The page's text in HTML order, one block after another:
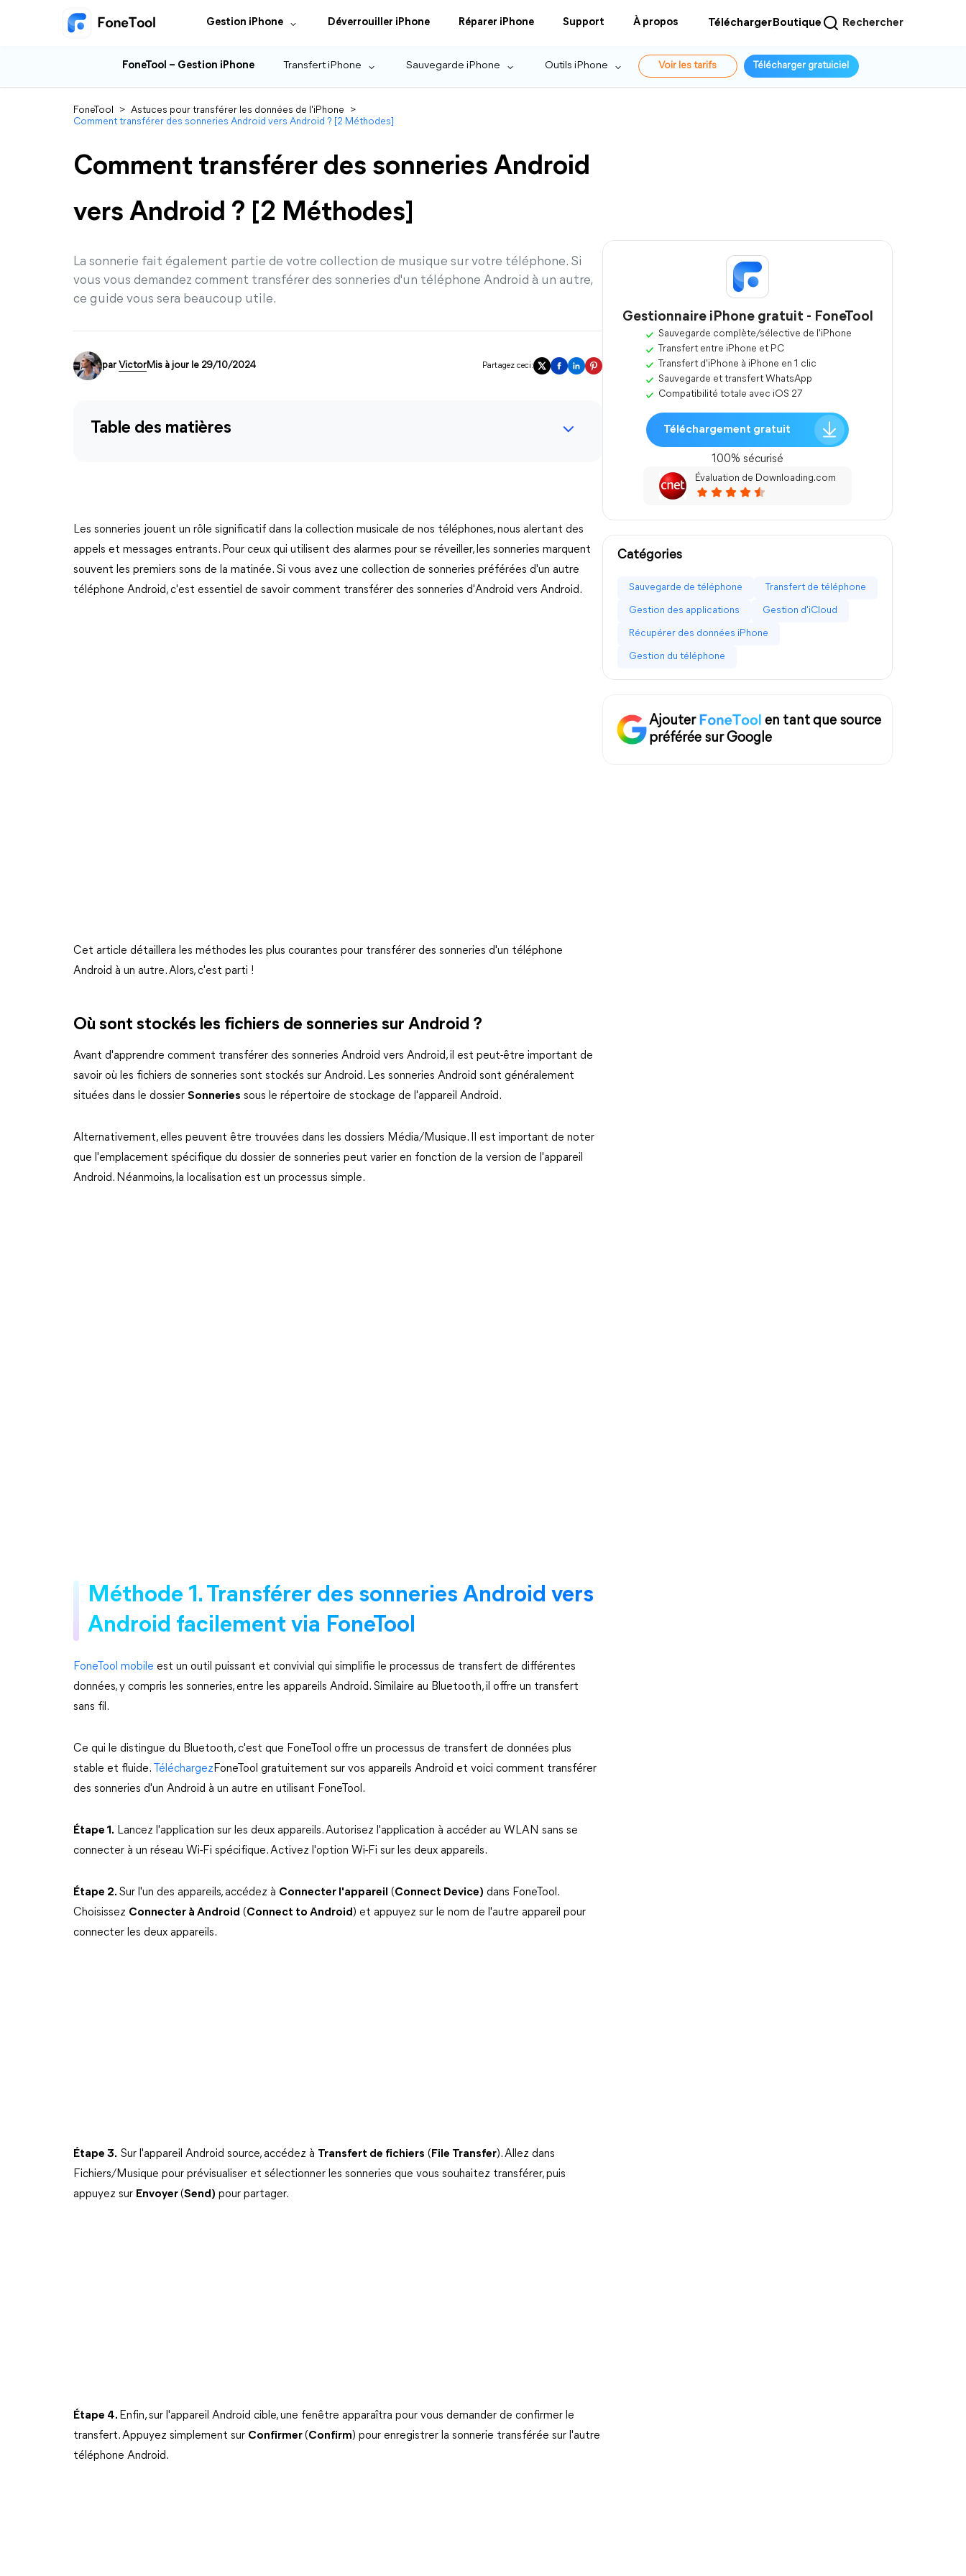
Gestion iPhone Déverrouiller iPhone Réparer iPhone Support À propos Télécharger Boutique Rechercher
FoneTool – Gestion iPhone Transfert iPhone Sauvegarde iPhone Outils iPhone Voir les tarifs Télécharger gratuiciel
FoneTool > Astuces pour transférer les données de l'iPhone
>
Comment transférer des sonneries Android vers Android ? [2 Méthodes]
Comment transférer des sonneries Android
vers Android ? [2 Méthodes]
La sonnerie fait également partie de votre collection de musique sur votre téléphone. Si
vous vous demandez comment transférer des sonneries d'un téléphone Android à un autre,
ce guide vous sera beaucoup utile.
par VictorMis à jour le 29/10/2024 Partagez ceci:
Table des matières
Les sonneries jouent un rôle significatif dans la collection musicale de nos téléphones, nous alertant des
appels et messages entrants. Pour ceux qui utilisent des alarmes pour se réveiller, les sonneries marquent
souvent les premiers sons de la matinée. Si vous avez une collection de sonneries préférées d'un autre
téléphone Android, c'est essentiel de savoir comment transférer des sonneries d'Android vers Android.
Cet article détaillera les méthodes les plus courantes pour transférer des sonneries d'un téléphone
Android à un autre. Alors, c'est parti !
Où sont stockés les fichiers de sonneries sur Android ?
Avant d'apprendre comment transférer des sonneries Android vers Android, il est peut-être important de
savoir où les fichiers de sonneries sont stockés sur Android. Les sonneries Android sont généralement
situées dans le dossier Sonneries sous le répertoire de stockage de l'appareil Android.
Alternativement, elles peuvent être trouvées dans les dossiers Média/Musique. Il est important de noter
que l'emplacement spécifique du dossier de sonneries peut varier en fonction de la version de l'appareil
Android. Néanmoins, la localisation est un processus simple.
Méthode 1. Transférer des sonneries Android vers
Android facilement via FoneTool
FoneTool mobile est un outil puissant et convivial qui simplifie le processus de transfert de différentes
données, y compris les sonneries, entre les appareils Android. Similaire au Bluetooth, il offre un transfert
sans fil.
Ce qui le distingue du Bluetooth, c'est que FoneTool offre un processus de transfert de données plus
stable et fluide.
Téléchargez FoneTool gratuitement sur vos appareils Android et voici comment transférer
des sonneries d'un Android à un autre en utilisant FoneTool.
Étape 1. Lancez l'application sur les deux appareils. Autorisez l'application à accéder au WLAN sans se
connecter à un réseau Wi-Fi spécifique. Activez l'option Wi-Fi sur les deux appareils.
Étape 2. Sur l'un des appareils, accédez à Connecter l'appareil (Connect Device) dans FoneTool.
Choisissez Connecter à Android (Connect to Android) et appuyez sur le nom de l'autre appareil pour
connecter les deux appareils.
Étape 3. Sur l'appareil Android source, accédez à Transfert de fichiers ( File Transfer). Allez dans
Fichiers/Musique pour prévisualiser et sélectionner les sonneries que vous souhaitez transférer, puis
appuyez sur Envoyer(Send) pour partager.
Étape 4. Enfin, sur l'appareil Android cible, une fenêtre apparaîtra pour vous demander de confirmer le
transfert. Appuyez simplement sur Confirmer(Confirm) pour enregistrer la sonnerie transférée sur l'autre
téléphone Android.
Gestionnaire iPhone gratuit - FoneTool
Sauvegarde complète/sélective de l'iPhone
Transfert entre iPhone et PC
Transfert d'iPhone à iPhone en 1 clic
Sauvegarde et transfert WhatsApp
Compatibilité totale avec iOS 27
Téléchargement gratuit
100% sécurisé
Évaluation de Downloading.com
Catégories
Sauvegarde de téléphone Transfert de téléphone
Gestion des applications Gestion d'iCloud
Récupérer des données iPhone
Gestion du téléphone
Ajouter
en tant que source
préférée sur Google